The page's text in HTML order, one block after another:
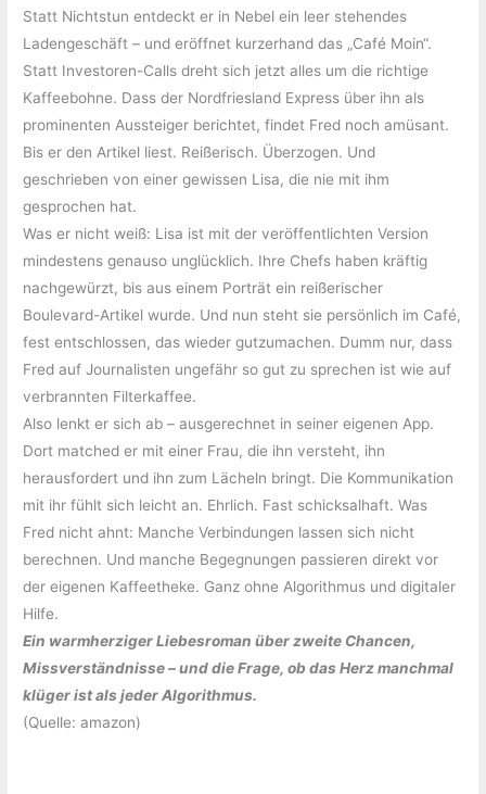
Statt Nichtstun entdeckt er in Nebel ein leer stehendes
Ladengeschäft – und eröffnet kurzerhand das „Café Moin“.
Statt Investoren-Calls dreht sich jetzt alles um die richtige
Kaffeebohne. Dass der Nordfriesland Express über ihn als
prominenten Aussteiger berichtet, findet Fred noch amüsant.
Bis er den Artikel liest. Reißerisch. Überzogen. Und
geschrieben von einer gewissen Lisa, die nie mit ihm
gesprochen hat.
Was er nicht weiß: Lisa ist mit der veröffentlichten Version
mindestens genauso unglücklich. Ihre Chefs haben kräftig
nachgewürzt, bis aus einem Porträt ein reißerischer
Boulevard-Artikel wurde. Und nun steht sie persönlich im Café,
fest entschlossen, das wieder gutzumachen. Dumm nur, dass
Fred auf Journalisten ungefähr so gut zu sprechen ist wie auf
verbrannten Filterkaffee.
Also lenkt er sich ab – ausgerechnet in seiner eigenen App.
Dort matched er mit einer Frau, die ihn versteht, ihn
herausfordert und ihn zum Lächeln bringt. Die Kommunikation
mit ihr fühlt sich leicht an. Ehrlich. Fast schicksalhaft. Was
Fred nicht ahnt: Manche Verbindungen lassen sich nicht
berechnen. Und manche Begegnungen passieren direkt vor
der eigenen Kaffeetheke. Ganz ohne Algorithmus und digitaler
Hilfe.
Ein warmherziger Liebesroman über zweite Chancen,
Missverständnisse – und die Frage, ob das Herz manchmal
klüger ist als jeder Algorithmus.
(Quelle: amazon)